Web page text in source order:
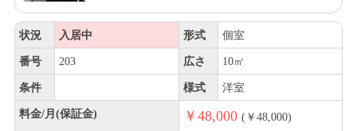
状況 入居中 形式 個室
番号 203 広さ 10㎡
条件 様式 洋室
料金/月(保証金) ￥48,000 (￥48,000)